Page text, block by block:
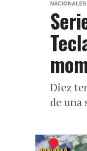
NACIONALES
Diez
de una